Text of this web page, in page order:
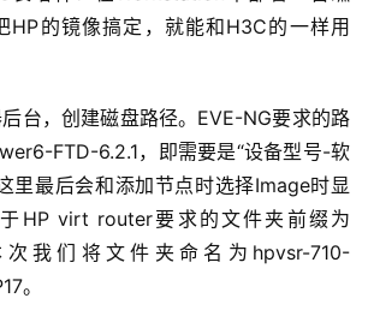
HP的镜像搞定，就能和H3C的一样用
台，创建磁盘路径。EVE-NG要求的路
FTD-6.2.1，即需要是“设备型号-软
里最后会和添加节点时选择Image时显
HP virt router要求的文件夹前缀为
我们将文件夹命名为hpvsr-710-
。